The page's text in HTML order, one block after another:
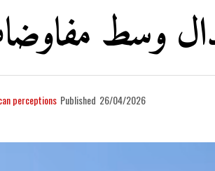
وسط
perceptions Published 26/04/2026